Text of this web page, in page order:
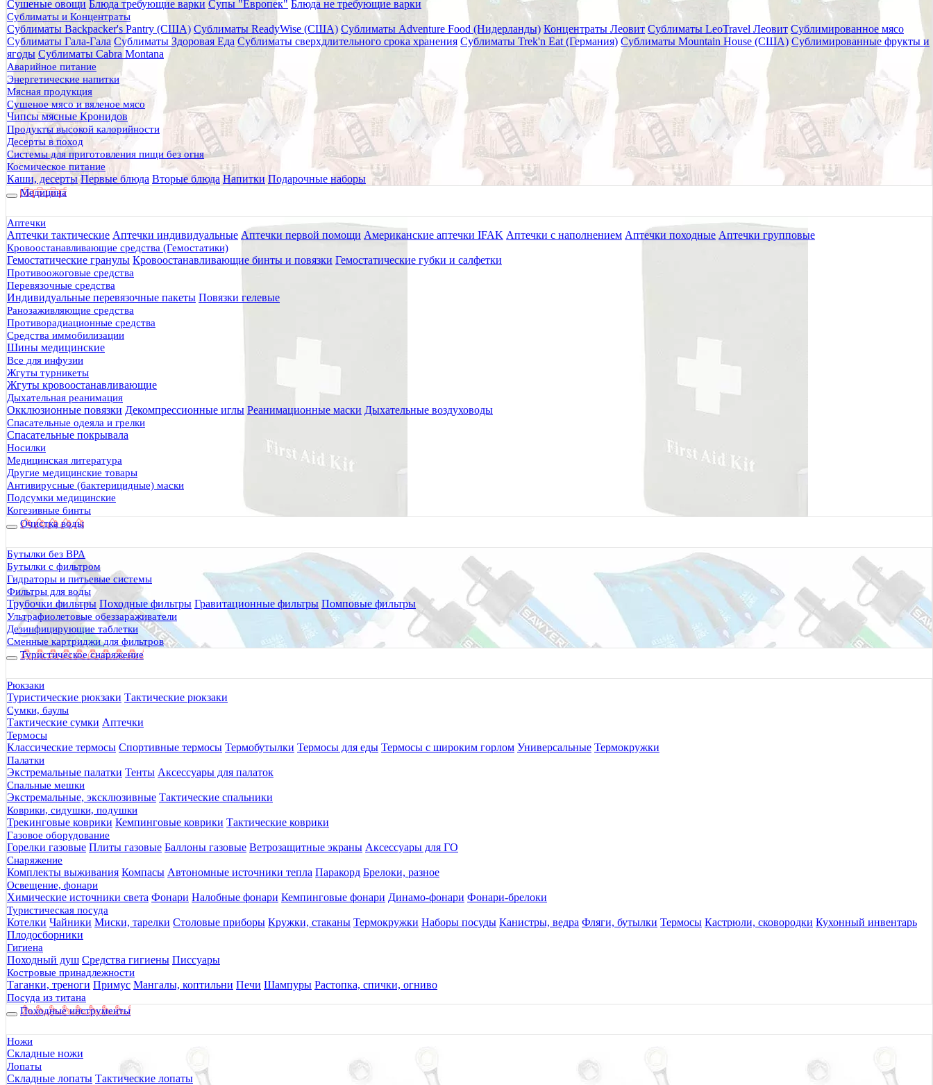
Сушеные овощи Блюда требующие варки Супы "Европек" Блюда не требующие варки
Сублиматы и Концентраты
Сублиматы Backpacker's Pantry (США) Сублиматы ReadyWise (США) Сублиматы Adventure Food (Нидерланды) Концентраты Леовит Сублиматы LeoTravel Леовит Сублимированное мясо
Сублиматы Гала-Гала Сублиматы Здоровая Еда Сублиматы сверхдлительного срока хранения Сублиматы Trek'n Eat (Германия) Сублиматы Mountain House (США) Сублимированные фрукты и
ягоды Сублиматы Cabra Montana
Аварийное питание
Энергетические напитки
Мясная продукция
Сушеное мясо и вяленое мясо
Чипсы мясные Кронидов
Продукты высокой калорийности
Десерты в поход
Системы для приготовления пищи без огня
Космическое питание
Каши, десерты Первые блюда Вторые блюда Напитки Подарочные наборы
Медицина
Аптечки
Аптечки тактические Аптечки индивидуальные Аптечки первой помощи Американские аптечки IFAK Аптечки с наполнением Аптечки походные Аптечки групповые
Кровоостанавливающие средства (Гемостатики)
Гемостатические гранулы Кровоостанавливающие бинты и повязки Гемостатические губки и салфетки
Противоожоговые средства
Перевязочные средства
Индивидуальные перевязочные пакеты Повязки гелевые
Ранозаживляющие средства
Противорадиационные средства
Средства иммобилизации
Шины медицинские
Все для инфузии
Жгуты турникеты
Жгуты кровоостанавливающие
Дыхательная реанимация
Окклюзионные повязки Декомпрессионные иглы Реанимационные маски Дыхательные воздуховоды
Спасательные одеяла и грелки
Спасательные покрывала
Носилки
Медицинская литература
Другие медицинские товары
Антивирусные (бактерицидные) маски
Подсумки медицинские
Когезивные бинты
Очистка воды
Бутылки без BPA
Бутылки с фильтром
Гидраторы и питьевые системы
Фильтры для воды
Трубочки фильтры Походные фильтры Гравитационные фильтры Помповые фильтры
Ультрафиолетовые обеззараживатели
Дезинфицирующие таблетки
Сменные картриджи для фильтров
Туристическое снаряжение
Рюкзаки
Туристические рюкзаки Тактические рюкзаки
Сумки, баулы
Тактические сумки Аптечки
Термосы
Классические термосы Спортивные термосы Термобутылки Термосы для еды Термосы с широким горлом Универсальные Термокружки
Палатки
Экстремальные палатки Тенты Аксессуары для палаток
Спальные мешки
Экстремальные, эксклюзивные Тактические спальники
Коврики, сидушки, подушки
Трекинговые коврики Кемпинговые коврики Тактические коврики
Газовое оборудование
Горелки газовые Плиты газовые Баллоны газовые Ветрозащитные экраны Аксессуары для ГО
Снаряжение
Комплекты выживания Компасы Автономные источники тепла Паракорд Брелоки, разное
Освещение, фонари
Химические источники света Фонари Налобные фонари Кемпинговые фонари Динамо-фонари Фонари-брелоки
Туристическая посуда
Котелки Чайники Миски, тарелки Столовые приборы Кружки, стаканы Термокружки Наборы посуды Канистры, ведра Фляги, бутылки Термосы Кастрюли, сковородки Кухонный инвентарь
Плодосборники
Гигиена
Походный душ Средства гигиены Писсуары
Костровые принадлежности
Таганки, треноги Примус Мангалы, коптильни Печи Шампуры Растопка, спички, огниво
Посуда из титана
Походные инструменты
Ножи
Складные ножи
Лопаты
Складные лопаты Тактические лопаты
Главная
Каталог товаров
Питание
Десерты в поход
Чурчхела яблочная с семечкой "ЖИВЫЕ СНЕКИ", 90г.
Чурчхела яблочная с семечкой "ЖИВЫЕ СНЕКИ", 90г.
400.00 руб.
280 руб.